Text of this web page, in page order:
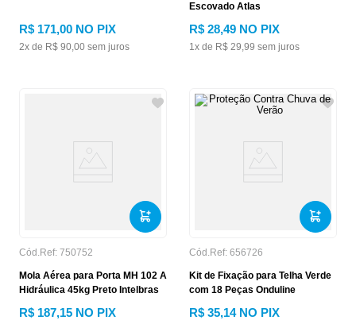
R$ 171,00 NO PIX
2x de R$ 90,00 sem juros
Escovado Atlas
R$ 28,49 NO PIX
1x de R$ 29,99 sem juros
Cód.Ref: 750752
Mola Aérea para Porta MH 102 A
Hidráulica 45kg Preto Intelbras
R$ 187,15 NO PIX
Cód.Ref: 656726
Kit de Fixação para Telha Verde
com 18 Peças Onduline
R$ 35,14NO PIX